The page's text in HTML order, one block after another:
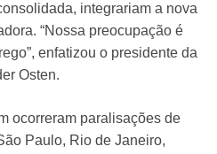
integrariam a nova
“Nossa preocupação é
enfatizou o presidente da
Osten.
ocorreram paralisações de
Paulo, Rio de Janeiro,